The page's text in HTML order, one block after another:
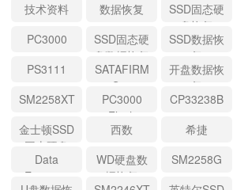
技术资料 数据恢复
SSD固态硬
盘恢复
PC3000
SSD固态硬
盘数据恢复
SSD数据恢
复
PS3111
SATAFIRM
S11
开盘数据恢
复
SM2258XT
PC3000
Flash
CP33238B
金士顿SSD
固态硬盘
西数
希捷
Data
Extractor
WD硬盘数
据恢复
SM2258G